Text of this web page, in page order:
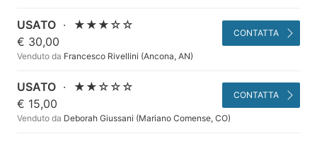
USATO ·
★★★☆☆
€ 30,00
Venduto da Francesco Rivellini (Ancona, AN)
CONTATTA
USATO ·
★★☆☆☆
€ 15,00
Venduto da Deborah Giussani (Mariano Comense, CO)
CONTATTA